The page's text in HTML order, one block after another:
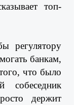
топ-
регулятору
банкам,
что было
держит